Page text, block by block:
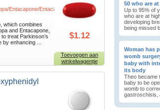
Entacapone/Entacapone
which combines
and Entacapone,
treat Parkinson’s
by enhancing ...
$1.12
Toevoegen aan
winkelwagentje
50 who are
Up to 95% of
who are at
developing
being missed
Woman has
womb
baby with
its body
Theo became
baby to be
womb to
gastroschisis,